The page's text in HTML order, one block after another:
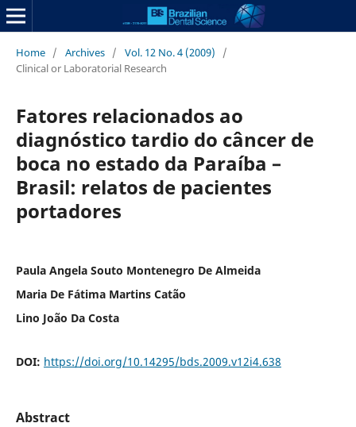
Home / Archives / Vol. 12 No. 4 (2009)
/
Clinical or Laboratorial Research
Fatores relacionados ao
diagnóstico tardio do câncer de
boca no estado da Paraíba –
Brasil: relatos de pacientes
portadores
Paula Angela Souto Montenegro De Almeida
Maria De Fátima Martins Catão
Lino João Da Costa
DOI: https://doi.org/10.14295/bds.2009.v12i4.638
Abstract